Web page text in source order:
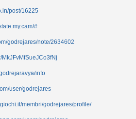
post/16225
#
godrejares/note/2634602
info
user/godrejares
membri/godrejares/profile/